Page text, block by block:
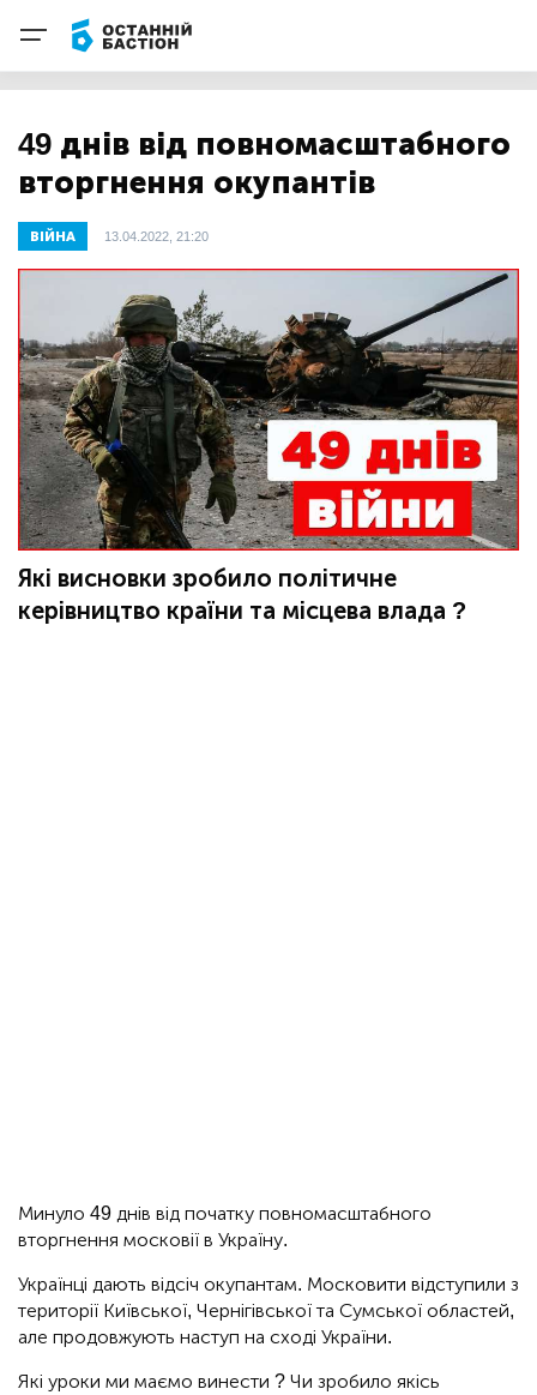
49 днів від повномасштабного
вторгнення окупантів
ВІЙНА 13.04.2022, 21:20
Які висновки зробило політичне
керівництво країни та місцева влада ?
Минуло 49 днів від початку повномасштабного
вторгнення московії в Україну.
Українці дають відсіч окупантам. Московити відступили з
території Київської, Чернігівської та Сумської областей,
але продовжують наступ на сході України.
Які уроки ми маємо винести ? Чи зробило якісь